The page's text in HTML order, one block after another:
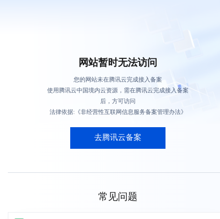
网站暂时无法访问
您的网站未在腾讯云完成接入备案
使用腾讯云中国境内云资源，需在腾讯云完成接入备案
后，方可访问
法律依据:《非经营性互联网信息服务备案管理办法》
去腾讯云备案
常见问题